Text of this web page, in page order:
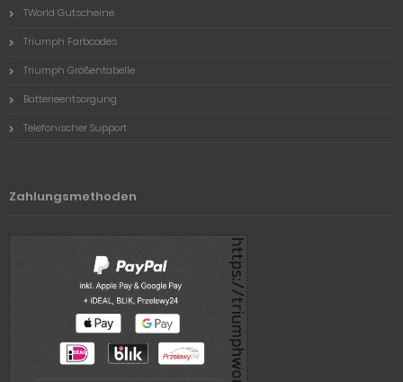
TWorld Gutscheine
Triumph Farbcodes
Triumph Größentabelle
Batterieentsorgung
Telefonischer Support
Zahlungsmethoden